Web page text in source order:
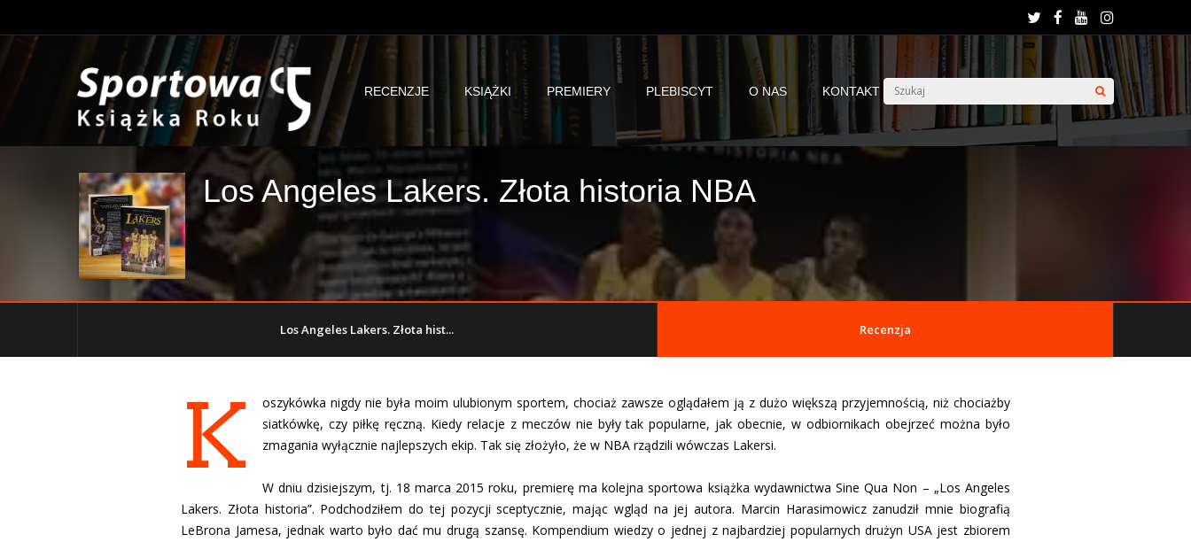
RECENZJE KSIĄŻKI PREMIERY PLEBISCYT O NAS KONTAKT
Los Angeles Lakers. Złota historia NBA
Los Angeles Lakers. Złota hist... Recenzja
K
oszykówka nigdy nie była moim ulubionym sportem, chociaż zawsze oglądałem ją z dużo większą przyjemnością, niż chociażby
siatkówkę, czy piłkę ręczną. Kiedy relacje z meczów nie były tak popularne, jak obecnie, w odbiornikach obejrzeć można było
zmagania wyłącznie najlepszych ekip. Tak się złożyło, że w NBA rządzili wówczas Lakersi.
W dniu dzisiejszym, tj. 18 marca 2015 roku, premierę ma kolejna sportowa książka wydawnictwa Sine Qua Non – „Los Angeles
Lakers. Złota historia”. Podchodziłem do tej pozycji sceptycznie, mając wgląd na jej autora. Marcin Harasimowicz zanudził mnie biografią
LeBrona Jamesa, jednak warto było dać mu drugą szansę. Kompendium wiedzy o jednej z najbardziej popularnych drużyn USA jest zbiorem